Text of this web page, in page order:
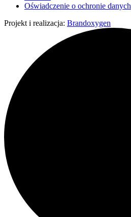
Oświadczenie o ochronie danych
Projekt i realizacja: Brandoxygen